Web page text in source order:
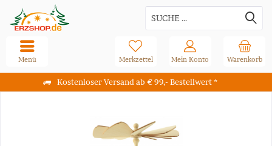
Kostenloser Versand ab € 99,- Bestellwert *
Warenkorb
Merkzettel Mein Konto
Menü